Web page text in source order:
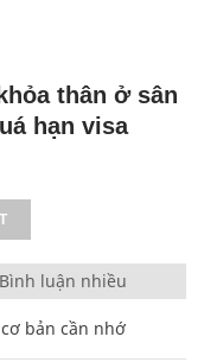
thân ở sân
hạn visa
Bình luận nhiều
bản cần nhớ